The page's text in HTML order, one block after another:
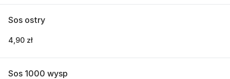
Sos ostry
4,90 zł
Sos 1000 wysp